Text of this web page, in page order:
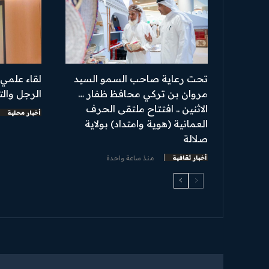
تحت رعاية صاحب السمو السيد
مروان بن تركي محافظ ظفار …
الاثنين .. افتتاح ملتقى الحرف
العمانية (هوية وامتداد) بولاية
صلالة
أخبار ثقافية منذ ساعة واحدة
لقاء
الرجل
أخبار محلية